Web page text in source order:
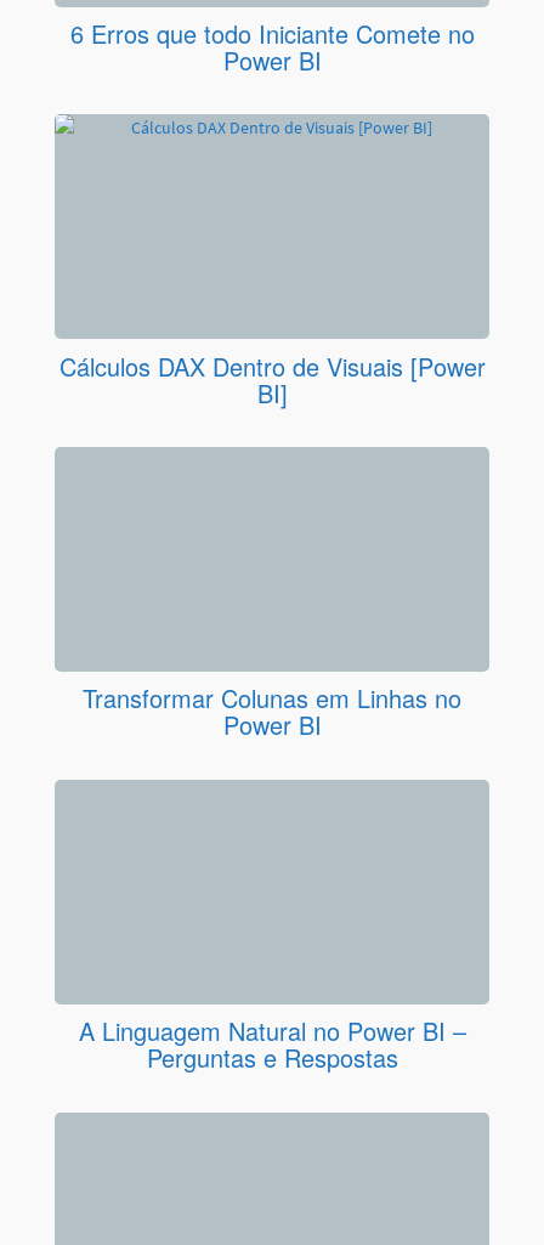
6 Erros que todo Iniciante Comete no
Power BI
Cálculos DAX Dentro de Visuais [Power
BI]
Transformar Colunas em Linhas no
Power BI
A Linguagem Natural no Power BI –
Perguntas e Respostas